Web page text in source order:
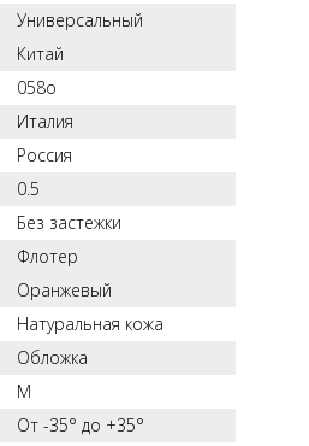
Универсальный
Китай
058о
Италия
Россия
0.5
Без застежки
Флотер
Оранжевый
Натуральная кожа
Обложка
M
От -35° до +35°